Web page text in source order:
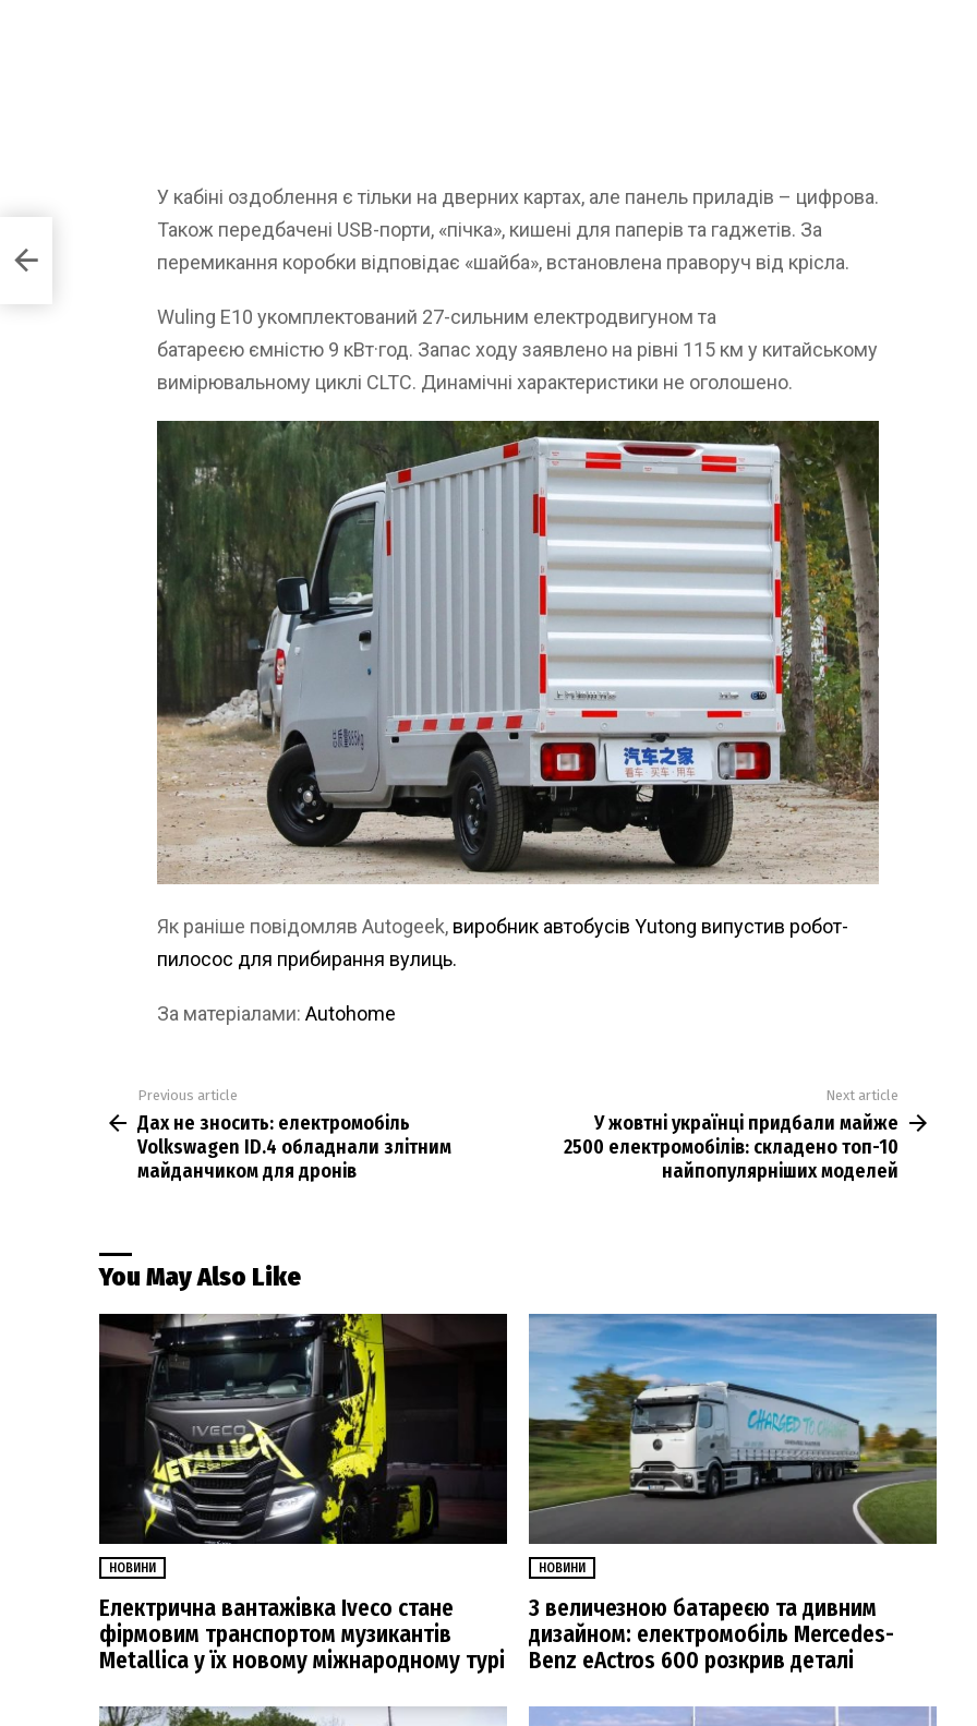
У кабіні оздоблення є тільки на дверних картах, але панель приладів – цифрова.
Також передбачені USB-порти, «пічка», кишені для паперів та гаджетів. За
перемикання коробки відповідає «шайба», встановлена праворуч від крісла.
Wuling E10 укомплектований 27-сильним електродвигуном та
батареєю ємністю 9 кВт·год. Запас ходу заявлено на рівні 115 км у китайському
вимірювальному циклі CLTC. Динамічні характеристики не оголошено.
Як раніше повідомляв Autogeek, виробник автобусів Yutong випустив робот-
пилосос для прибирання вулиць.
За матеріалами: Autohome
more
Previous article
Дах не зносить: електромобіль
Volkswagen ID.4 обладнали злітним
майданчиком для дронів
Next article
У жовтні українці придбали майже
2500 електромобілів: складено топ-10
найпопулярніших моделей
You May Also Like
НОВИНИ
Електрична вантажівка Iveco стане
фірмовим транспортом музикантів
Metallica у їх новому міжнародному турі
НОВИНИ
З величезною батареєю та дивним
дизайном: електромобіль Mercedes-
Benz eActros 600 розкрив деталі